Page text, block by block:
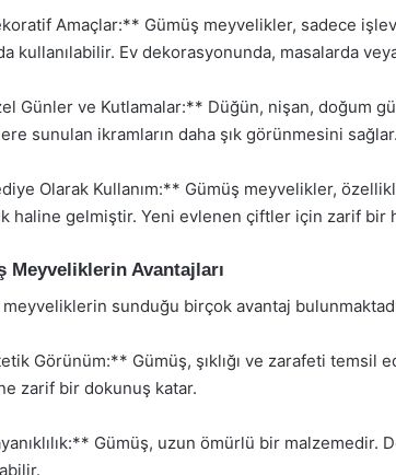
Amaçlar:** Gümüş meyvelikler, sadece
kullanılabilir. Ev dekorasyonunda, masalarda
Günler ve Kutlamalar:** Düğün, nişan, doğum
sunulan ikramların daha şık görünmesini sağlar.
Olarak Kullanım:** Gümüş meyvelikler,
haline gelmiştir. Yeni evlenen çiftler için zarif bir
Meyveliklerin Avantajları
sunduğu birçok avantaj
Görünüm:** Gümüş, şıklığı ve zarafeti temsil
zarif bir dokunuş katar.
Gümüş, uzun ömürlü bir malzemedir.